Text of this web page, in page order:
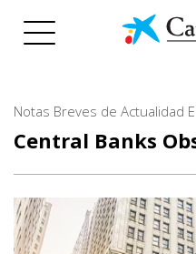
Notas Breves de Actualidad
Central Banks